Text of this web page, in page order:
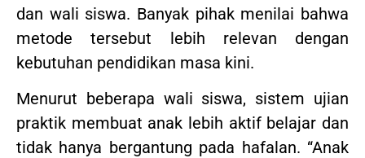
dan wali siswa. Banyak pihak menilai bahwa
metode tersebut lebih relevan dengan
kebutuhan pendidikan masa kini.
Menurut beberapa wali siswa, sistem ujian
praktik membuat anak lebih aktif belajar dan
tidak hanya bergantung pada hafalan. “Anak